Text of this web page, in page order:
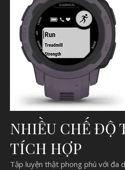
NHIỀU CHẾ ĐỘ
TÍCH HỢP
Tập luyện thật phong phú với đa